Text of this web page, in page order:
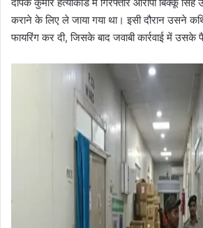
कराने के लिए ले जाया गया था। इसी दौरान उसने
फायरिंग कर दी, जिसके बाद जवाबी कार्रवाई में उसके